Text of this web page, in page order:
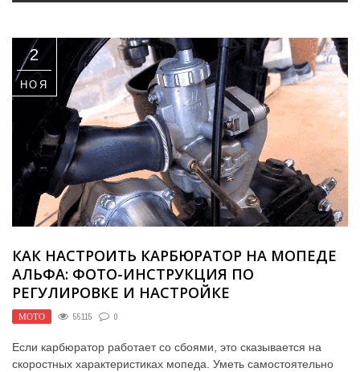
2
НОЯ
КАК НАСТРОИТЬ КАРБЮРАТОР НА МОПЕДЕ
АЛЬФА: ФОТО-ИНСТРУКЦИЯ ПО
РЕГУЛИРОВКЕ И НАСТРОЙКЕ
МОТО 55115 0
Если карбюратор работает со сбоями, это сказывается на
скоростных характеристиках мопеда. Уметь самостоятельно